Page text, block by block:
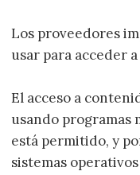
Los proveedores
usar para acceder
El acceso a
usando programas
está permitido, y
sistemas